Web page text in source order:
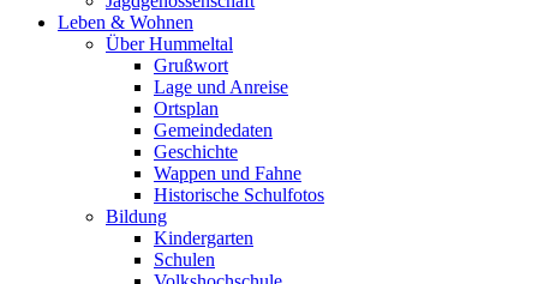
Leben & Wohnen
Über Hummeltal
Grußwort
Lage und Anreise
Ortsplan
Gemeindedaten
Geschichte
Wappen und Fahne
Historische Schulfotos
Bildung
Kindergarten
Schulen